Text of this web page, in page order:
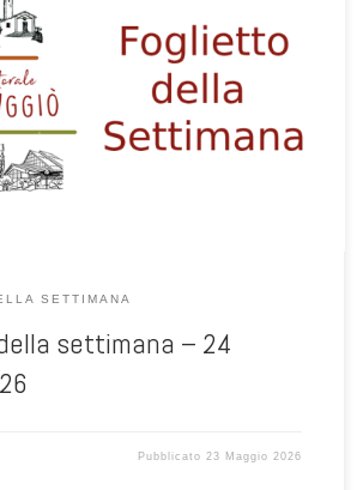
SETTIMANA
settimana – 24
Pubblicato 23 Maggio 2026